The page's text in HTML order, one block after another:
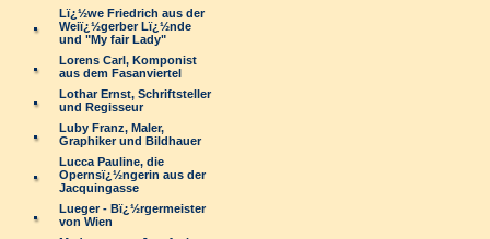
Lï¿½we Friedrich aus der
Weiï¿½gerber Lï¿½nde
und "My fair Lady"
Lorens Carl, Komponist
aus dem Fasanviertel
Lothar Ernst, Schriftsteller
und Regisseur
Luby Franz, Maler,
Graphiker und Bildhauer
Lucca Pauline, die
Opernsï¿½ngerin aus der
Jacquingasse
Lueger - Bï¿½rgermeister
von Wien